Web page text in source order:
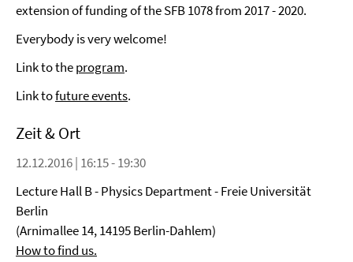
extension of funding of the SFB 1078 from 2017 - 2020.
Everybody is very welcome!
Link to theprogram.
Link tofuture events.
Zeit & Ort
12.12.2016 | 16:15 - 19:30
Lecture Hall B - Physics Department - Freie Universität
Berlin
(Arnimallee 14, 14195 Berlin-Dahlem)
How to find us.